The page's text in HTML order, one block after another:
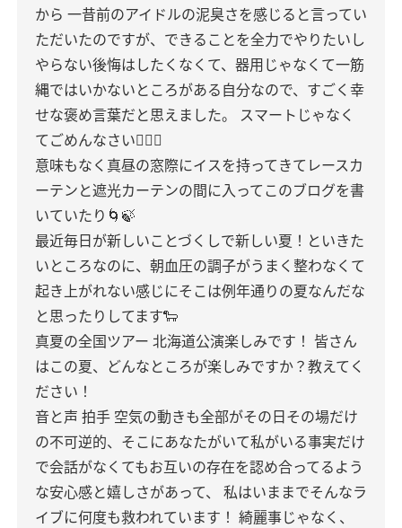
から 一昔前のアイドルの泥臭さを感じると言ってい
ただいたのですが、できることを全力でやりたいし
やらない後悔はしたくなくて、器用じゃなくて一筋
縄ではいかないところがある自分なので、すごく幸
せな褒め言葉だと思えました。
スマートじゃなく
てごめんなさい🙇🏻‍♀️‪‪
意味もなく真昼の窓際にイスを持ってきてレースカ
ーテンと遮光カーテンの間に入ってこのブログを書
いていたり🌀🍃
最近毎日が新しいことづくしで新しい夏！といきた
いところなのに、朝血圧の調子がうまく整わなくて
起き上がれない感じにそこは例年通りの夏なんだな
と思ったりしてます🐑
真夏の全国ツアー 北海道公演楽しみです！ 皆さん
はこの夏、どんなところが楽しみですか？教えてく
ださい！
音と声 拍手 空気の動きも全部がその日その場だけ
の不可逆的、そこにあなたがいて私がいる事実だけ
で会話がなくてもお互いの存在を認め合ってるよう
な安心感と嬉しさがあって、
私はいままでそんなラ
イブに何度も救われています！ 綺麗事じゃなく、